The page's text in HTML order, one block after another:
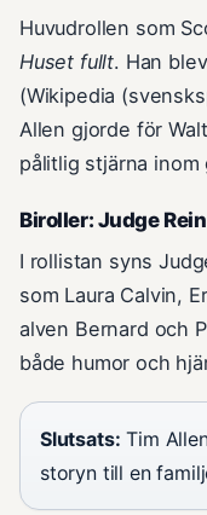
Huvudrollen som
Huset fullt. Han
(Wikipedia
Allen gjorde för
pålitlig stjärna inom
Biroller: Judge
I rollistan syns
som Laura Calvin,
alven Bernard och
både humor och
Slutsats: Tim
storyn till en